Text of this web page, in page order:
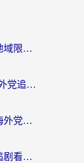
在海外听音乐用什么软件？别让地域限制断了你的华语歌单
芒果TV海外地区限制怎么办？海外党追剧看片的实用加速器选择指南
腾讯缓存的视频在国外能看吗？海外党追剧看片的终极解决方案
国外看不了咪咕直播吗？海外党追剧看片的加速器选择指南